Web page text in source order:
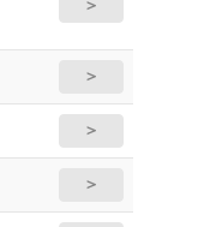
＞
＞
＞
＞